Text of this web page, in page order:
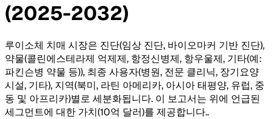
(2025-2032)
루이소체 치매 시장은 진단(임상 진단, 바이오마커 기반 진단),
약물(콜린에스테라제 억제제, 항정신병제, 항우울제, 기타(예:
파킨슨병 약물 등)), 최종 사용자(병원, 전문 클리닉, 장기요양
시설, 기타), 지역(북미, 라틴 아메리카, 아시아 태평양, 유럽, 중
동 및 아프리카)별로 세분화됩니다. 이 보고서는 위에 언급된
세그먼트에 대한 가치(10억 달러)를 제공합니다..